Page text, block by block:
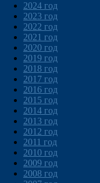
2024 год
2023 год
2022 год
2021 год
2020 год
2019 год
2018 год
2017 год
2016 год
2015 год
2014 год
2013 год
2012 год
2011 год
2010 год
2009 год
2008 год